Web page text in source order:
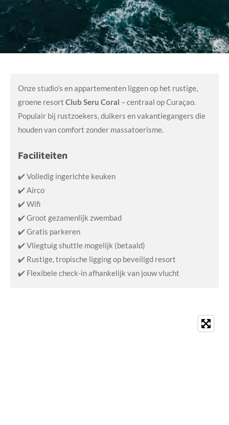
Onze studio’s en appartementen liggen op het rustige,
groene resort Club Seru Coral – centraal op Curaçao.
Populair bij rustzoekers, duikers en vakantiegangers die
houden van comfort zonder massatoerisme.
Faciliteiten
✔️ Volledig ingerichte keuken
✔️ Airco
✔️ Wifi
✔️ Groot gezamenlijk zwembad
✔️ Gratis parkeren
✔️ Vliegtuig shuttle mogelijk (betaald)
✔️ Rustige, tropische ligging op beveiligd resort
✔️ Flexibele check-in afhankelijk van jouw vlucht